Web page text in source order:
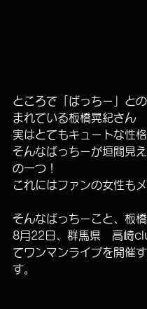
ところで「ばっちー」と
まれている板橋晃紀さん
実はとてもキュートな性格
そんなばっちーが垣間見
の一つ！
これにはファンの女性もメ
そんなばっちーこと、板橋
8月22日、群馬県　高崎
てワンマンライブを開催
す。